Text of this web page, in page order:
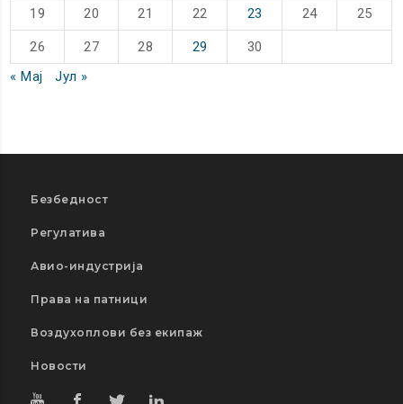
19 20 21 22 23 24 25
26 27 28 29
30
« Мај
Јул »
Безбедност
Регулатива
Авио-индустрија
Права на патници
Воздухоплови без екипаж
Новости